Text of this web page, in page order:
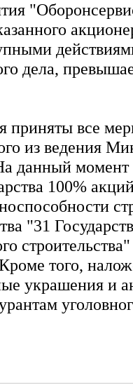
дела,
приняты все
из ведения
данный момент
100%
"31
того,
украшения и